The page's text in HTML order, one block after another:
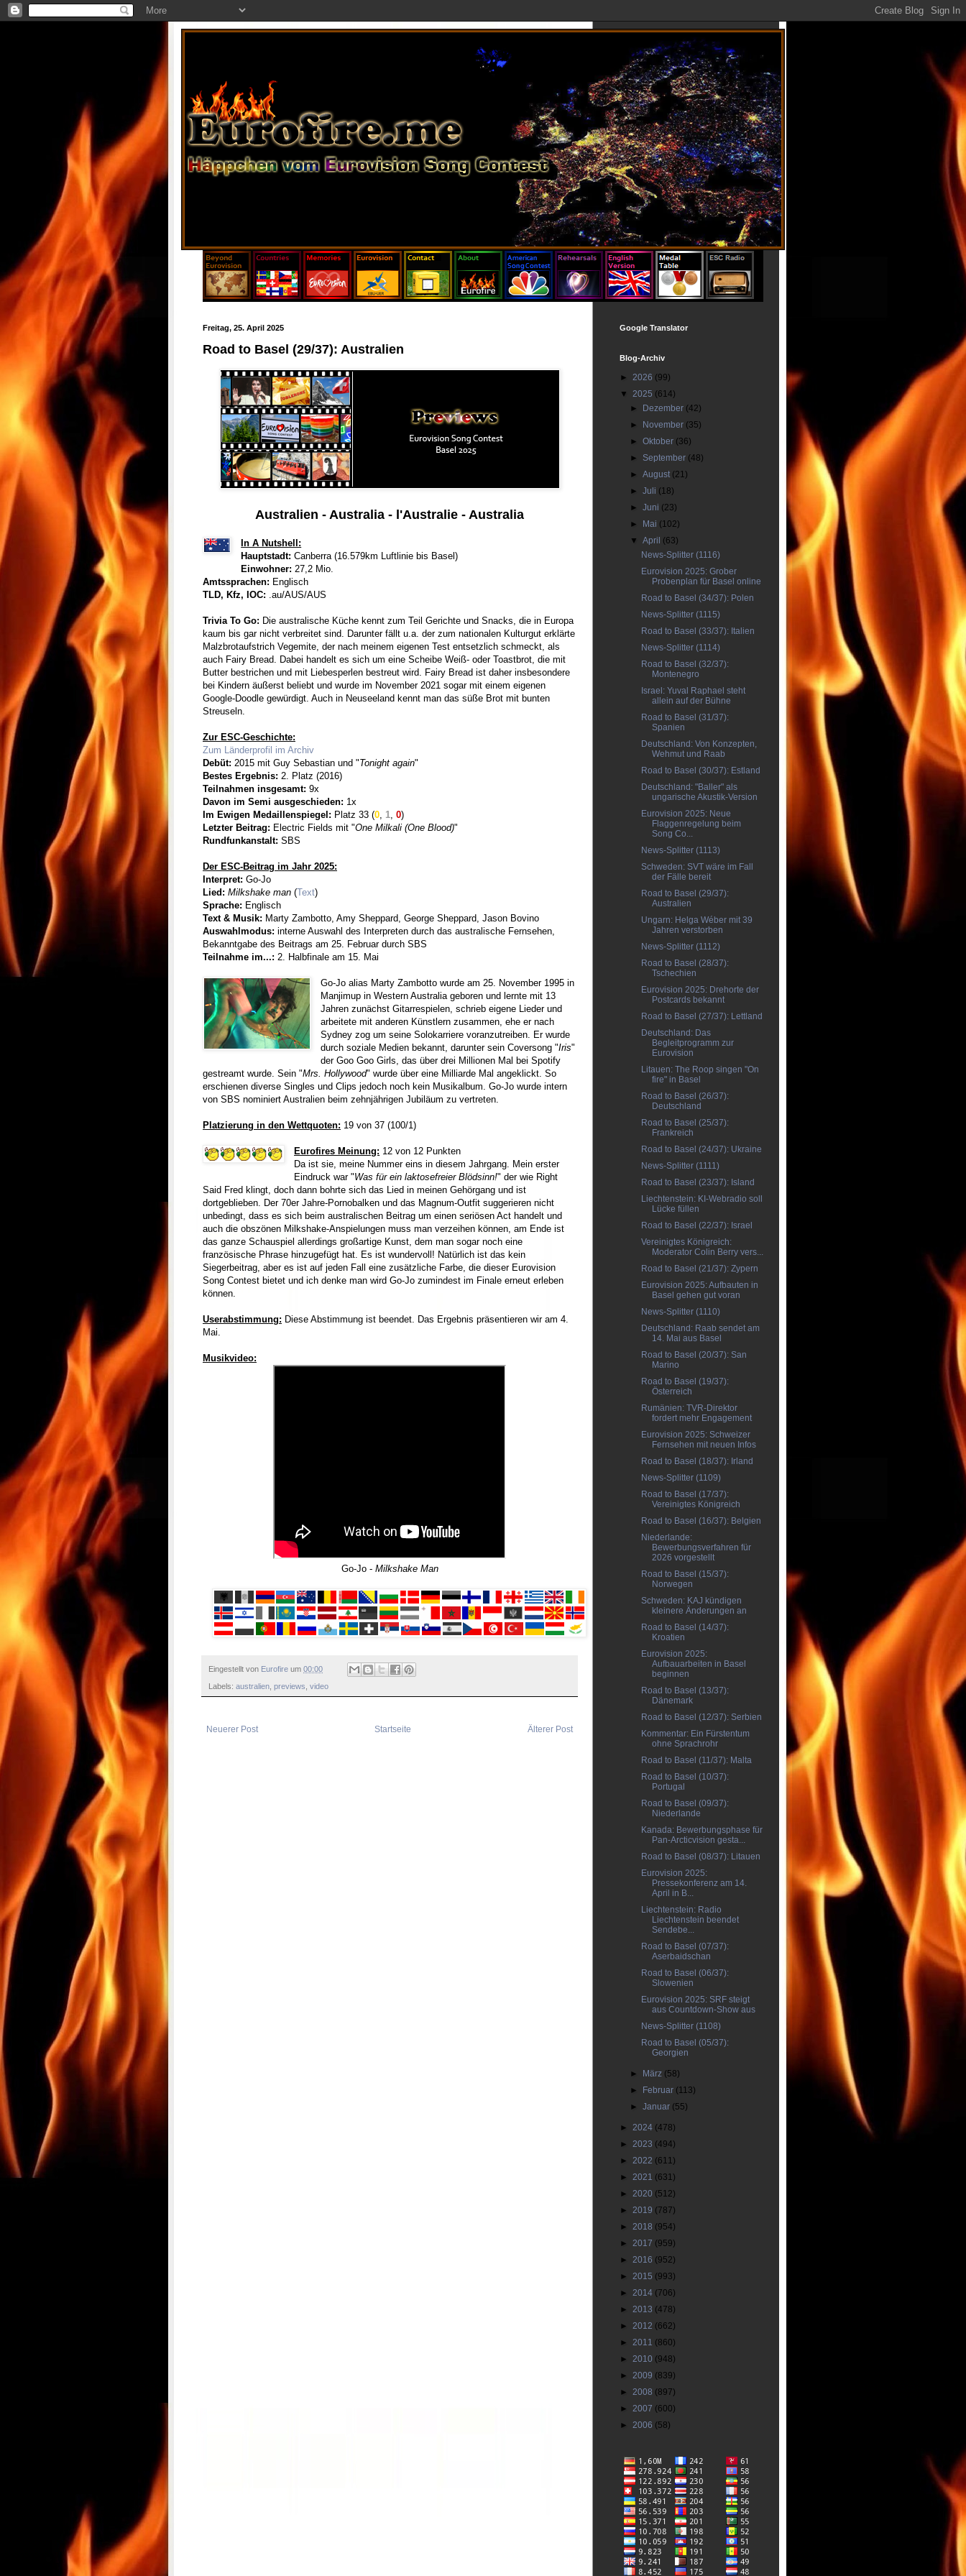
Freitag, 25. April 2025
Road to Basel (29/37): Australien
Australien - Australia - l'Australie - Australia
In A Nutshell:
Hauptstadt:Canberra (16.579km Luftlinie bis Basel)
Einwohner: 27,2 Mio.
Amtssprachen: Englisch
TLD, Kfz, IOC: .au/AUS/AUS
Trivia To Go: Die australische Küche kennt zum Teil Gerichte und Snacks, die in Europa
kaum bis gar nicht verbreitet sind. Darunter fällt u.a. der zum nationalen Kulturgut erklärte
Malzbrotaufstrich Vegemite, der nach meinem eigenen Test entsetzlich schmeckt, als
auch Fairy Bread. Dabei handelt es sich um eine Scheibe Weiß- oder Toastbrot, die mit
Butter bestrichen und mit Liebesperlen bestreut wird. Fairy Bread ist daher insbesondere
bei Kindern äußerst beliebt und wurde im November 2021 sogar mit einem eigenen
Google-Doodle gewürdigt. Auch in Neuseeland kennt man das süße Brot mit bunten
Streuseln.
Zur ESC-Geschichte:
Zum Länderprofil im Archiv
Debüt: 2015 mit Guy Sebastian und "Tonight again"
Bestes Ergebnis: 2. Platz (2016)
Teilnahmen insgesamt: 9x
Davon im Semi ausgeschieden: 1x
Im Ewigen Medaillenspiegel: Platz 33 (0 1 0)
Letzter Beitrag: Electric Fields mit "One Milkali (One Blood)"
Rundfunkanstalt: SBS
Der ESC-Beitrag im Jahr 2025:
Interpret: Go-Jo
Lied: Milkshake man (Text)
Sprache: Englisch
Text & Musik: Marty Zambotto, Amy Sheppard, George Sheppard, Jason Bovino
Auswahlmodus: interne Auswahl des Interpreten durch das australische Fernsehen,
Bekanntgabe des Beitrags am 25. Februar durch SBS
Teilnahme im...: 2. Halbfinale am 15. Mai
Go-Jo alias Marty Zambotto wurde am 25. November 1995 in
Manjimup in Western Australia geboren und lernte mit 13
Jahren zunächst Gitarrespielen, schrieb eigene Lieder und
arbeitete mit anderen Künstlern zusammen, ehe er nach
Sydney zog um seine Solokarriere voranzutreiben. Er wurde
durch soziale Medien bekannt, darunter sein Coversong "Iris"
der Goo Goo Girls, das über drei Millionen Mal bei Spotify
gestreamt wurde. Sein "Mrs. Hollywood" wurde über eine Milliarde Mal angeklickt. So
erschienen diverse Singles und Clips jedoch noch kein Musikalbum. Go-Jo wurde intern
von SBS nominiert Australien beim zehnjährigen Jubiläum zu vertreten.
Platzierung in den Wettquoten: 19 von 37 (100/1)
Eurofires Meinung: 12 von 12 Punkten
Da ist sie, meine Nummer eins in diesem Jahrgang. Mein erster
Eindruck war "Was für ein laktosefreier Blödsinn!" der wie Right
Said Fred klingt, doch dann bohrte sich das Lied in meinen Gehörgang und ist
dortgeblieben. Der 70er Jahre-Pornobalken und das Magnum-Outfit suggerieren nicht
unbedingt, dass es sich beim australischen Beitrag um einen seriösen Act handelt und
auch die obszönen Milkshake-Anspielungen muss man verzeihen können, am Ende ist
das ganze Schauspiel allerdings großartige Kunst, dem man sogar noch eine
französische Phrase hinzugefügt hat. Es ist wundervoll! Natürlich ist das kein
Siegerbeitrag, aber es ist auf jeden Fall eine zusätzliche Farbe, die dieser Eurovision
Song Contest bietet und ich denke man wird Go-Jo zumindest im Finale erneut erleben
können.
Userabstimmung: Diese Abstimmung ist beendet. Das Ergebnis präsentieren wir am 4.
Mai.
Musikvideo:
Go-Jo - Milkshake Man
Eingestellt von Eurofire um 00:00
Labels: australien previews video
Neuerer Post Älterer Post
Startseite
Google Translator
Blog-Archiv
► 2026 (99)
▼ 2025 (614)
►
Dezember (42)
►
November (35)
►Oktober (36)
► September (48)
►August (21)
►Juli (18)
►Juni (23)
►
Mai (102)
▼April (63)
News-Splitter (1116)
Eurovision 2025: Grober
Probenplan für Basel online
Road to Basel (34/37): Polen
News-Splitter (1115)
Road to Basel (33/37): Italien
News-Splitter (1114)
Road to Basel (32/37):
Montenegro
Israel: Yuval Raphael steht
allein auf der Bühne
Road to Basel (31/37):
Spanien
Deutschland: Von Konzepten,
Wehmut und Raab
Road to Basel (30/37): Estland
Deutschland: "Baller" als
ungarische Akustik-Version
Eurovision 2025: Neue
Flaggenregelung beim
Song Co...
News-Splitter (1113)
Schweden: SVT wäre im Fall
der Fälle bereit
Road to Basel (29/37):
Australien
Ungarn: Helga Wéber mit 39
Jahren verstorben
News-Splitter (1112)
Road to Basel (28/37):
Tschechien
Eurovision 2025: Drehorte der
Postcards bekannt
Road to Basel (27/37): Lettland
Deutschland: Das
Begleitprogramm zur
Eurovision
Litauen: The Roop singen "On
fire" in Basel
Road to Basel (26/37):
Deutschland
Road to Basel (25/37):
Frankreich
Road to Basel (24/37): Ukraine
News-Splitter (1111)
Road to Basel (23/37): Island
Liechtenstein: KI-Webradio soll
Lücke füllen
Road to Basel (22/37): Israel
Vereinigtes Königreich:
Moderator Colin Berry vers...
Road to Basel (21/37): Zypern
Eurovision 2025: Aufbauten in
Basel gehen gut voran
News-Splitter (1110)
Deutschland: Raab sendet am
14. Mai aus Basel
Road to Basel (20/37): San
Marino
Road to Basel (19/37):
Österreich
Rumänien: TVR-Direktor
fordert mehr Engagement
Eurovision 2025: Schweizer
Fernsehen mit neuen Infos
Road to Basel (18/37): Irland
News-Splitter (1109)
Road to Basel (17/37):
Vereinigtes Königreich
Road to Basel (16/37): Belgien
Niederlande:
Bewerbungsverfahren für
2026 vorgestellt
Road to Basel (15/37):
Norwegen
Schweden: KAJ kündigen
kleinere Änderungen an
Road to Basel (14/37):
Kroatien
Eurovision 2025:
Aufbauarbeiten in Basel
beginnen
Road to Basel (13/37):
Dänemark
Road to Basel (12/37): Serbien
Kommentar: Ein Fürstentum
ohne Sprachrohr
Road to Basel (11/37): Malta
Road to Basel (10/37):
Portugal
Road to Basel (09/37):
Niederlande
Kanada: Bewerbungsphase für
Pan-Arcticvision gesta...
Road to Basel (08/37): Litauen
Eurovision 2025:
Pressekonferenz am 14.
April in B...
Liechtenstein: Radio
Liechtenstein beendet
Sendebe...
Road to Basel (07/37):
Aserbaidschan
Road to Basel (06/37):
Slowenien
Eurovision 2025: SRF steigt
aus Countdown-Show aus
News-Splitter (1108)
Road to Basel (05/37):
Georgien
► März (58)
►
Februar (113)
►Januar (55)
► 2024 (478)
► 2023 (494)
► 2022 (611)
► 2021 (631)
► 2020 (512)
► 2019 (787)
► 2018 (954)
► 2017 (959)
► 2016 (952)
► 2015 (993)
► 2014 (706)
► 2013 (478)
► 2012 (662)
► 2011 (860)
► 2010 (948)
► 2009 (839)
► 2008 (897)
► 2007 (600)
► 2006 (58)